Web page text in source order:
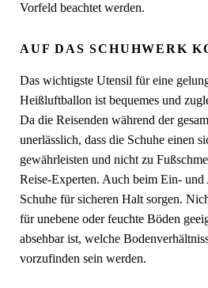
Vorfeld beachtet werden.
AUF DAS SCHUHWERK
Das wichtigste Utensil für eine
Heißluftballon ist bequemes und
Da die Reisenden während der
unerlässlich, dass die Schuhe einen
gewährleisten und nicht zu
Reise-Experten. Auch beim Ein- und
Schuhe für sicheren Halt sorgen.
für unebene oder feuchte Böden
absehbar ist, welche
vorzufinden sein werden.